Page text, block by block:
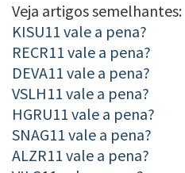
Veja artigos semelhantes:
KISU11 vale a pena?
RECR11 vale a pena?
DEVA11 vale a pena?
VSLH11 vale a pena?
HGRU11 vale a pena?
SNAG11 vale a pena?
ALZR11 vale a pena?